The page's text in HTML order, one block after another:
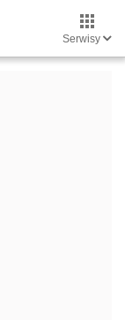
Serwisy